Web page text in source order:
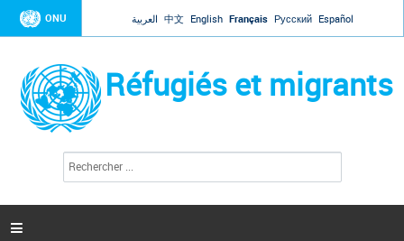
Jump to navigation
ONU العربية 中文 English Français Русский Español
Réfugiés et migrants
c
